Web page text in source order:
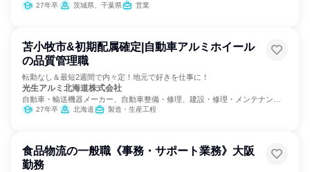
27年卒 茨城県、千葉県 営業
苫小牧市&初期配属確定|自動車アルミホイール
の品質管理職
転勤なし＆最短2週間で内々定！地元で好きを仕事に！
光生アルミ北海道株式会社
自動車・輸送機器メーカー、自動車整備・修理、建設・修理・メンテナンス
サービス
27年卒 北海道 製造・生産工程
食品物流の一般職《事務・サポート業務》大阪
勤務